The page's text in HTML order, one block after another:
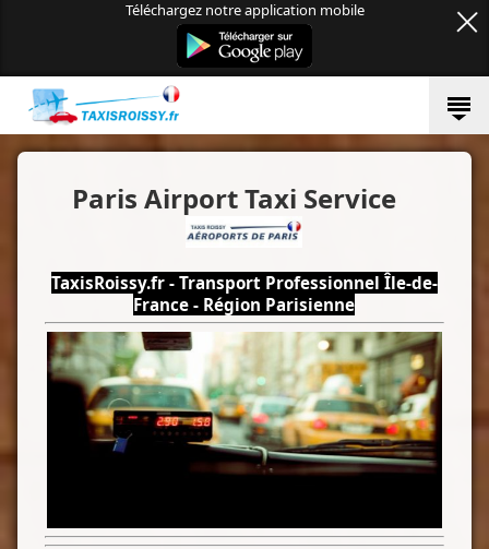
Téléchargez notre application mobile
Paris Airport Taxi Service
TaxisRoissy.fr - Transport Professionnel Île-de-
France - Région Parisienne